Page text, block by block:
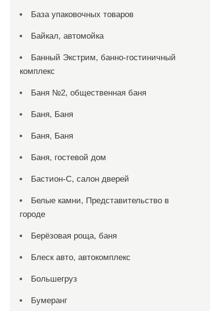
База упаковочных товаров
Байкал, автомойка
Банный Экстрим, банно-гостиничный
комплекс
Баня №2, общественная баня
Баня, Баня
Баня, Баня
Баня, гостевой дом
Бастион-С, салон дверей
Белые камни, Представительство в
городе
Берёзовая роща, баня
Блеск авто, автокомплекс
Большегруз
Бумеранг